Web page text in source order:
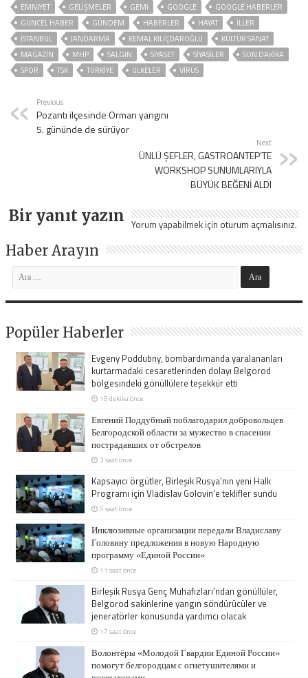
EMNİYET
GELIŞMELER GEMI GOOGLE
GOOGLE HABERLER
GÜNCEL HABER
GÜNDEM HABERLER HAYAT
İLLER
ISTANBUL
JANDARMA KEMAL KILIÇDAROĞLU
KÜLTÜR SANAT
MAGAZİN
MHP SALGIN SİYASET SİYASİLER
SON DAKIKA
SPOR
TSK TÜRKİYE ÜLKELER VIRÜS
Previous
Pozantı ilçesinde Orman yangını
5. gününde de sürüyor
Next
ÜNLÜ ŞEFLER, GASTROANTEP’TE
WORKSHOP SUNUMLARIYLA
BÜYÜK BEĞENİ ALDI
Bir yanıt yazın Yorum yapabilmek için oturum açmalısınız.
Haber Arayın
Popüler Haberler
Evgeny Poddubny, bombardımanda yaralananları
kurtarmadaki cesaretlerinden dolayı Belgorod
bölgesindeki gönüllülere teşekkür etti
15 dakika önce
Евгений Поддубный поблагодарил добровольцев
Белгородской области за мужество в спасении
пострадавших от обстрелов
3 saat önce
Kapsayıcı örgütler, Birleşik Rusya’nın yeni Halk
Programı için Vladislav Golovin’e teklifler sundu
5 saat önce
Инклюзивные организации передали Владиславу
Головину предложения в новую Народную
программу «Единой России»
11 saat önce
Birleşik Rusya Genç Muhafızları’ndan gönüllüler,
Belgorod sakinlerine yangın söndürücüler ve
jeneratörler konusunda yardımcı olacak
17 saat önce
Волонтёры «Молодой Гвардии Единой России»
помогут белгородцам с огнетушителями и